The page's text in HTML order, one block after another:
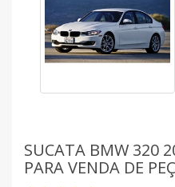
SUCATA BMW 320
PARA VENDA DE